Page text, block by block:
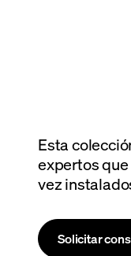
Esta
expertos
vez
Solicitar